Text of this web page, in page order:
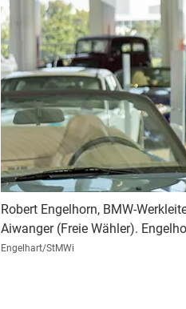
Robert Engelhorn, BMW-
Aiwanger (Freie Wähler).
Engelhart/StMWi